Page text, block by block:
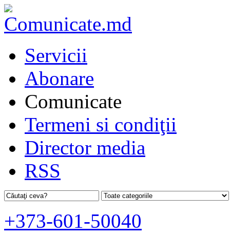
Servicii
Abonare
Comunicate
Termeni si condiţii
Director media
RSS
+373-601-50040